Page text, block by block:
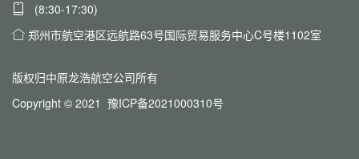
(8:30-17:30)
郑州市航空港区远航路63号国际贸易服务中心C号楼1102室
版权归中原龙浩航空公司所有
Copyright © 2021 豫ICP备2021000310号